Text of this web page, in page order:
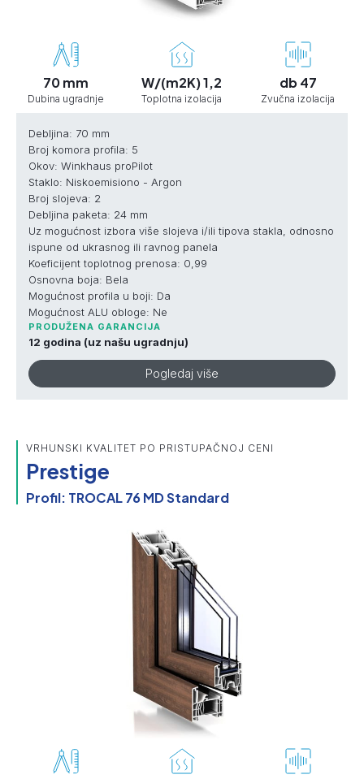
70 mm
Dubina ugradnje
W/(m2K) 1,2
Toplotna izolacija
db 47
Zvučna izolacija
Debljina: 70 mm
Broj komora profila: 5
Okov: Winkhaus proPilot
Staklo: Niskoemisiono - Argon
Broj slojeva: 2
Debljina paketa: 24 mm
Uz mogućnost izbora više slojeva i/ili tipova stakla, odnosno
ispune od ukrasnog ili ravnog panela
Koeficijent toplotnog prenosa: 0,99
Osnovna boja: Bela
Mogućnost profila u boji: Da
Mogućnost ALU obloge: Ne
PRODUŽENA GARANCIJA
12 godina (uz našu ugradnju)
Pogledaj više
VRHUNSKI KVALITET PO PRISTUPAČNOJ CENI
Prestige
Profil: TROCAL 76 MD Standard